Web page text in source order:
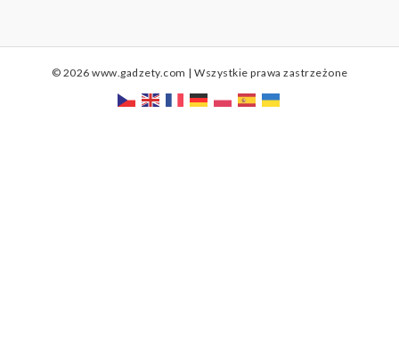
© 2026 www.gadzety.com | Wszystkie prawa zastrzeżone